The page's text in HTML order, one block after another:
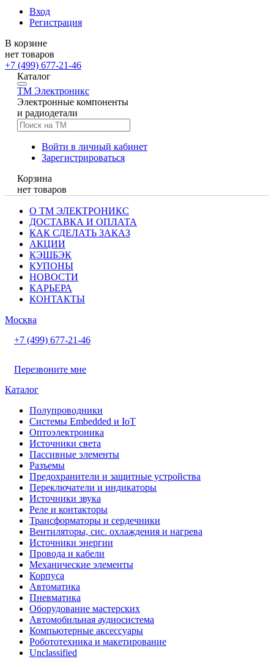
Вход
Регистрация
В корзине
нет товаров
+7 (499) 677-21-46
Каталог
TM Электроникс
Электронные компоненты
и радиодетали
Войти в личный кабинет
Зарегистрироваться
Корзина
нет товаров
О ТМ ЭЛЕКТРОНИКС
ДОСТАВКА И ОПЛАТА
КАК СДЕЛАТЬ ЗАКАЗ
АКЦИИ
КЭШБЭК
КУПОНЫ
НОВОСТИ
КАРЬЕРА
КОНТАКТЫ
Москва
+7 (499) 677-21-46
Перезвоните мне
Каталог
Полупроводники
Системы Embedded и IoT
Oптоэлектроника
Источники света
Пассивные элементы
Разъeмы
Предохранители и защитные устройства
Переключатели и индикаторы
Источники звука
Реле и контакторы
Трансформаторы и сердечники
Вентиляторы, сис. охлаждения и нагрева
Источники энергии
Провода и кабели
Механические элементы
Корпуса
Автоматика
Пневматика
Оборудование мастерских
Автомобильная аудиосистема
Компьютерные аксессуары
Робототехника и макетирование
Unclassified